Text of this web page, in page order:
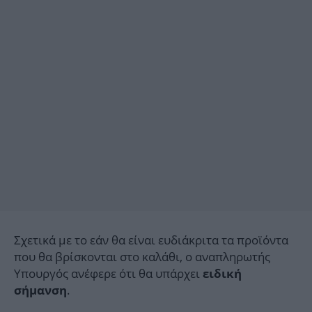
Σχετικά με το εάν θα είναι ευδιάκριτα τα προϊόντα
που θα βρίσκονται στο καλάθι, ο αναπληρωτής
Υπουργός ανέφερε ότι θα υπάρχει ειδική
σήμανση.